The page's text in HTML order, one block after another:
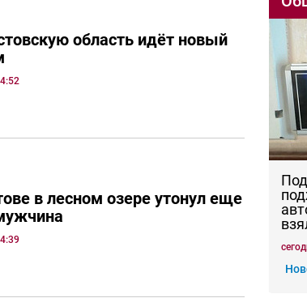
область идёт новый
в лесном озере утонул еще